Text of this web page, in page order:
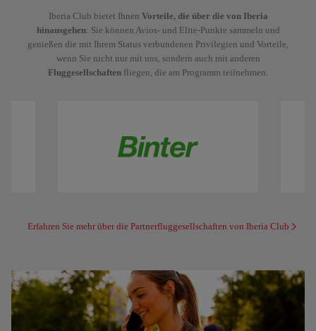
Iberia Club bietet Ihnen Vorteile, die über die von Iberia
hinausgehen: Sie können Avios- und Elite-Punkte sammeln und
genießen die mit Ihrem Status verbundenen Privilegien und Vorteile,
wenn Sie nicht nur mit uns, sondern auch mit anderen
Fluggesellschaften fliegen, die am Programm teilnehmen.
Erfahren Sie mehr über die Partnerfluggesellschaften von Iberia Club